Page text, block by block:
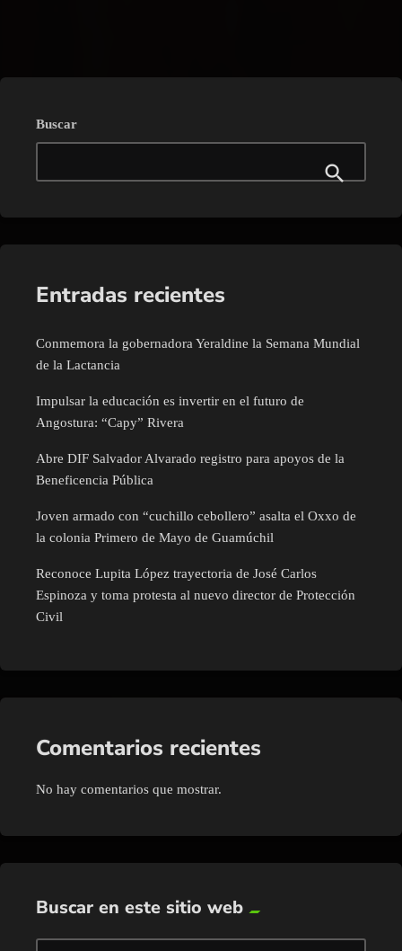
Buscar
Entradas recientes
Conmemora la gobernadora Yeraldine la Semana Mundial
de la Lactancia
Impulsar la educación es invertir en el futuro de
Angostura: “Capy” Rivera
Abre DIF Salvador Alvarado registro para apoyos de la
Beneficencia Pública
Joven armado con “cuchillo cebollero” asalta el Oxxo de
la colonia Primero de Mayo de Guamúchil
Reconoce Lupita López trayectoria de José Carlos
Espinoza y toma protesta al nuevo director de Protección
Civil
Comentarios recientes
No hay comentarios que mostrar.
Buscar en este sitio web